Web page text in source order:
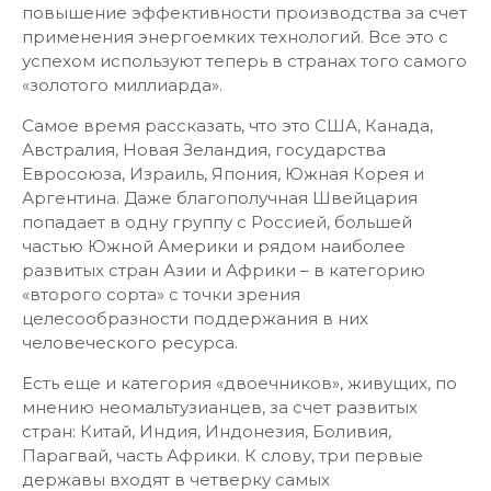
повышение эффективности производства за счет
применения энергоемких технологий. Все это с
успехом используют теперь в странах того самого
«золотого миллиарда».
Самое время рассказать, что это США, Канада,
Австралия, Новая Зеландия, государства
Евросоюза, Израиль, Япония, Южная Корея и
Аргентина. Даже благополучная Швейцария
попадает в одну группу с Россией, большей
частью Южной Америки и рядом наиболее
развитых стран Азии и Африки – в категорию
«второго сорта» с точки зрения
целесообразности поддержания в них
человеческого ресурса.
Есть еще и категория «двоечников», живущих, по
мнению неомальтузианцев, за счет развитых
стран: Китай, Индия, Индонезия, Боливия,
Парагвай, часть Африки. К слову, три первые
державы входят в четверку самых